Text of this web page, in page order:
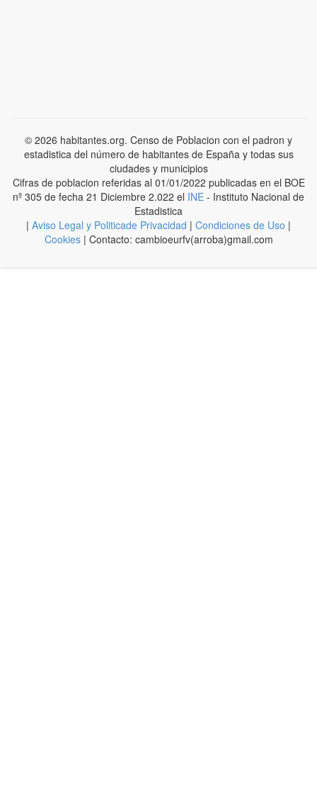
© 2026 habitantes.org. Censo de Poblacion con el padron y
estadistica del número de habitantes de España y todas sus
ciudades y municipios
Cifras de poblacion referidas al 01/01/2022 publicadas en el BOE
nº 305 de fecha 21 Diciembre 2.022 el INE - Instituto Nacional de
Estadistica
| Aviso Legal y Politicade Privacidad | Condiciones de Uso |
Cookies | Contacto: cambioeurfv(arroba)gmail.com